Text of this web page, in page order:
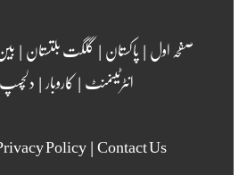
صفحہ اول|پاکستان|گلگت بلتستان|
انٹرٹینمنٹ|کاروبار|
Policy|Contact Us